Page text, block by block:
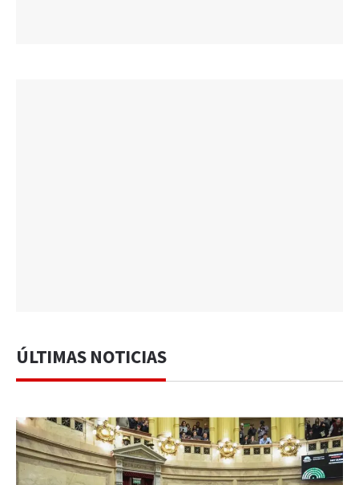
ÚLTIMAS NOTICIAS